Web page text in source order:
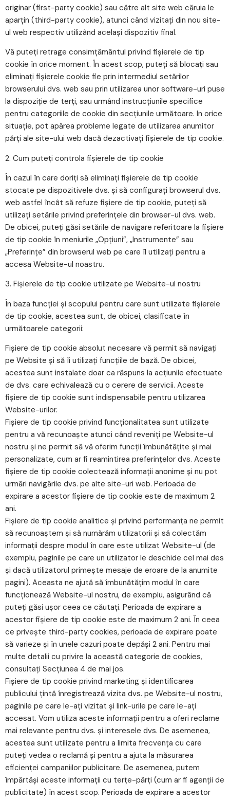
originar (first-party cookie) sau către alt site web căruia le
aparțin (third-party cookie), atunci când vizitați din nou site-
ul web respectiv utilizând același dispozitiv final.
Vă puteți retrage consimțământul privind fișierele de tip
cookie în orice moment. În acest scop, puteţi să blocaţi sau
eliminaţi fişierele cookie fie prin intermediul setărilor
browserului dvs. web sau prin utilizarea unor software-uri puse
la dispoziţie de terți, sau urmând instrucţiunile specifice
pentru categoriile de cookie din secţiunile următoare. In orice
situaţie, pot apărea probleme legate de utilizarea anumitor
părți ale site-ului web dacă dezactivaţi fişierele de tip cookie.
2. Cum puteţi controla fişierele de tip cookie
În cazul în care doriți să eliminați fișierele de tip cookie
stocate pe dispozitivele dvs. și să configurați browserul dvs.
web astfel încât să refuze fișiere de tip cookie, puteți să
utilizați setările privind preferințele din browser-ul dvs. web.
De obicei, puteți găsi setările de navigare referitoare la fișiere
de tip cookie în meniurile „Opțiuni”, „Instrumente” sau
„Preferințe” din browserul web pe care îl utilizați pentru a
accesa Website-ul noastru.
3. Fișierele de tip cookie utilizate pe Website-ul nostru
În baza funcției și scopului pentru care sunt utilizate fișierele
de tip cookie, acestea sunt, de obicei, clasificate în
următoarele categorii:
Fișiere de tip cookie absolut necesare vă permit să navigați
pe Website și să îi utilizați funcțiile de bază. De obicei,
acestea sunt instalate doar ca răspuns la acțiunile efectuate
de dvs. care echivalează cu o cerere de servicii. Aceste
fișiere de tip cookie sunt indispensabile pentru utilizarea
Website-urilor.
Fișiere de tip cookie privind funcționalitatea sunt utilizate
pentru a vă recunoaște atunci când reveniți pe Website-ul
nostru și ne permit să vă oferim funcții îmbunătățite și mai
personalizate, cum ar fi reamintirea preferințelor dvs. Aceste
fișiere de tip cookie colectează informații anonime și nu pot
urmări navigările dvs. pe alte site-uri web. Perioada de
expirare a acestor fișiere de tip cookie este de maximum 2
ani.
Fișiere de tip cookie analitice și privind performanța ne permit
să recunoaștem și să numărăm utilizatorii și să colectăm
informații despre modul în care este utilizat Website-ul (de
exemplu, paginile pe care un utilizator le deschide cel mai des
și dacă utilizatorul primește mesaje de eroare de la anumite
pagini). Aceasta ne ajută să îmbunătățim modul în care
funcționează Website-ul nostru, de exemplu, asigurând că
puteți găsi ușor ceea ce căutați. Perioada de expirare a
acestor fișiere de tip cookie este de maximum 2 ani. În ceea
ce priveşte third-party cookies, perioada de expirare poate
să varieze şi în unele cazuri poate depăşi 2 ani. Pentru mai
multe detalii cu privire la această categorie de cookies,
consultaţi Secţiunea 4 de mai jos.
Fișiere de tip cookie privind marketing și identificarea
publicului țintă înregistrează vizita dvs. pe Website-ul nostru,
paginile pe care le-ați vizitat și link-urile pe care le-ați
accesat. Vom utiliza aceste informații pentru a oferi reclame
mai relevante pentru dvs. și interesele dvs. De asemenea,
acestea sunt utilizate pentru a limita frecvența cu care
puteți vedea o reclamă și pentru a ajuta la măsurarea
eficienței campaniilor publicitare. De asemenea, putem
împărtăși aceste informații cu terțe-părți (cum ar fi agenții de
publicitate) în acest scop. Perioada de expirare a acestor